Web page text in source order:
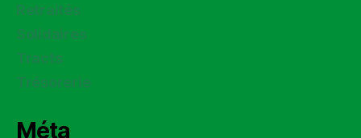
Retraités
Solidaires
Tracts
Trésorerie
Méta